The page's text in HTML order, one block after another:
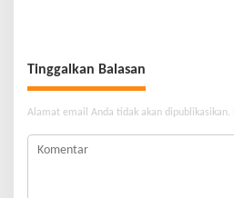
Tinggalkan Balasan
Alamat email Anda tidak akan dipublikasikan.